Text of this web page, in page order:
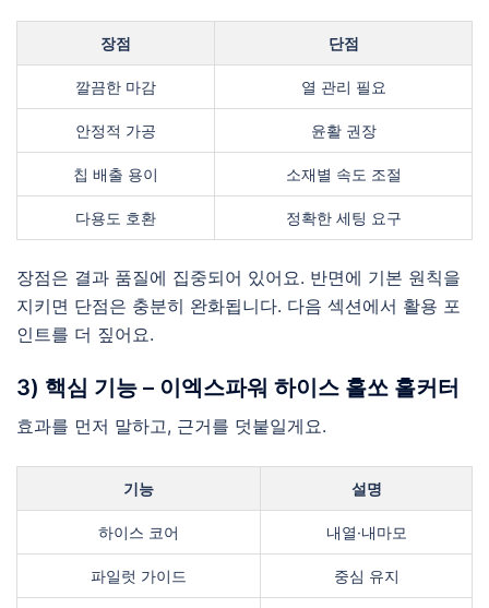
장점 단점
깔끔한 마감 열 관리 필요
안정적 가공 윤활 권장
칩 배출 용이 소재별 속도 조절
다용도 호환 정확한 세팅 요구
장점은 결과 품질에 집중되어 있어요. 반면에 기본 원칙을
지키면 단점은 충분히 완화됩니다. 다음 섹션에서 활용 포
인트를 더 짚어요.
3) 핵심 기능 – 이엑스파워 하이스 홀쏘 홀커터
효과를 먼저 말하고, 근거를 덧붙일게요.
기능 설명
하이스 코어 내열·내마모
파일럿 가이드 중심 유지